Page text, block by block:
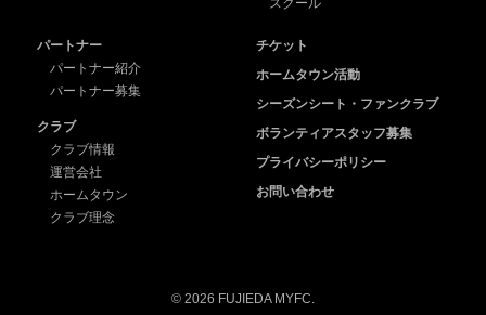
スクール
パートナー
パートナー紹介
パートナー募集
クラブ
クラブ情報
運営会社
ホームタウン
クラブ理念
チケット
ホームタウン活動
シーズンシート・ファンクラブ
ボランティアスタッフ募集
プライバシーポリシー
お問い合わせ
© 2026 FUJIEDA MYFC.